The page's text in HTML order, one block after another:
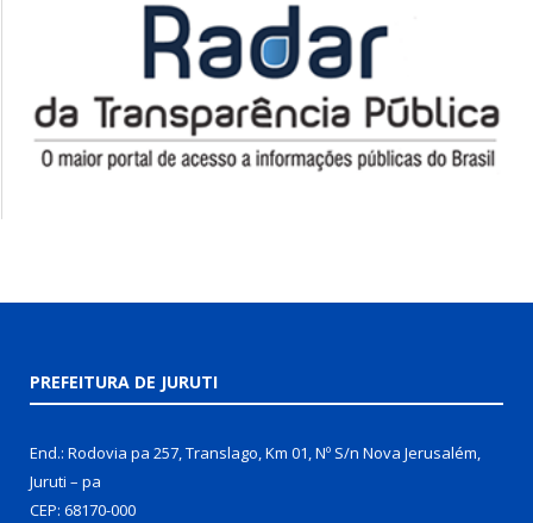
PREFEITURA DE JURUTI
End.: Rodovia pa 257, Translago, Km 01, Nº S/n Nova Jerusalém,
Juruti – pa
CEP: 68170-000